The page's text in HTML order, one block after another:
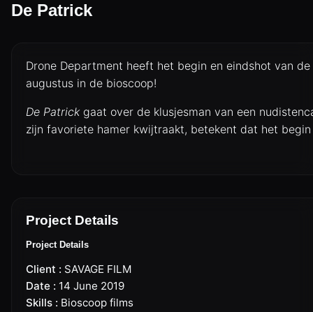
LIVE BROADCAST & EVENTS
De Patrick
Drone Department heeft het begin en eindshot van
augustus in de bioscoop!
De Patrickgaat over de klusjesman van een
zijn favoriete hamer kwijtraakt, betekent dat het
Project Details
Project Details
Client : SAVAGE FILM
Date : 14 June 2019
Skills : Bioscoop films